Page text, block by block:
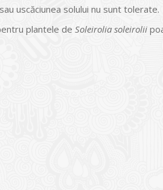
uscăciunea solului nu sunt tolerate.
plantele de Soleirolia soleirolii